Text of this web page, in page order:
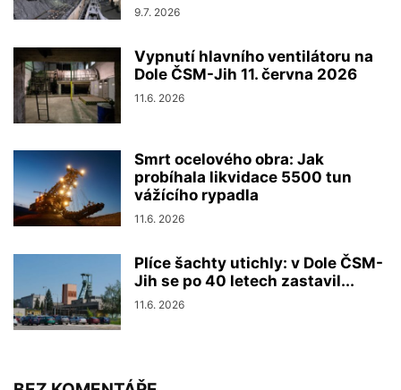
9.7. 2026
Vypnutí hlavního ventilátoru na
Dole ČSM-Jih 11. června 2026
11.6. 2026
Smrt ocelového obra: Jak
probíhala likvidace 5500 tun
vážícího rypadla
11.6. 2026
Plíce šachty utichly: v Dole ČSM-
Jih se po 40 letech zastavil...
11.6. 2026